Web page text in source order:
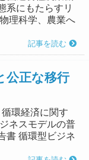
系にもたらすリ
理科学、農業へ
記事を読む
公正な移行
循環経済に関す
ネスモデルの普
書 循環型ビジネ